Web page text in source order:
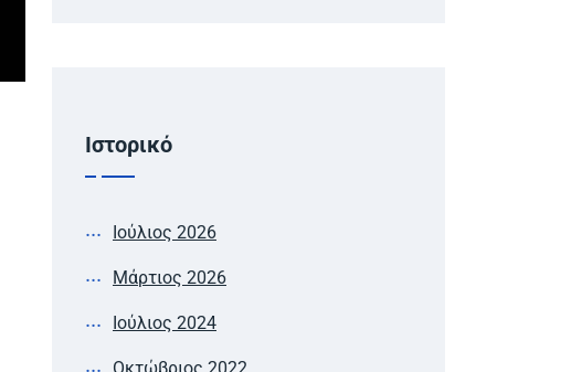
Ιστορικό
Ιούλιος 2026
Μάρτιος 2026
Ιούλιος 2024
Οκτώβριος 2022